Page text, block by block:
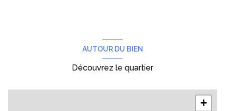
AUTOUR DU BIEN
Découvrez le quartier
+